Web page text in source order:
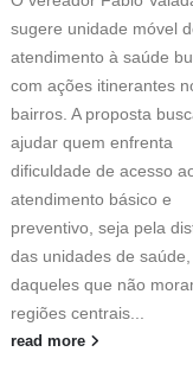
sugere unidade móvel
atendimento à saúde
com ações itinerantes
bairros. A proposta
ajudar quem enfrenta
dificuldade de acesso
atendimento básico e
preventivo, seja pela
das unidades de saúde,
daqueles que não
regiões centrais...
read more